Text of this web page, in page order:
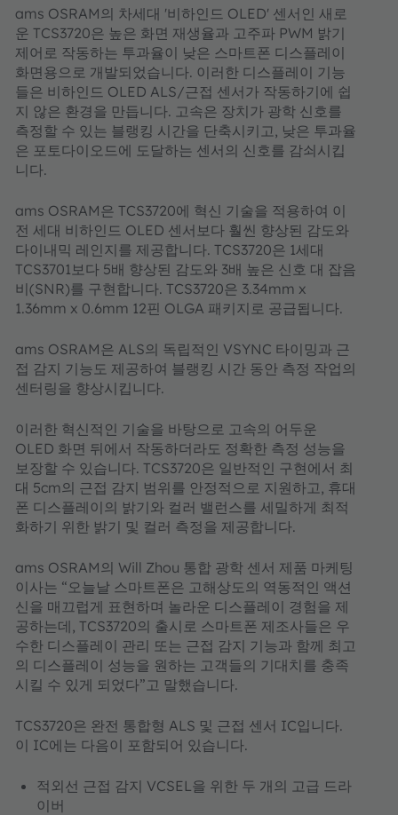
ams OSRAM의 차세대 '비하인드 OLED' 센서인 새로
운 TCS3720은 높은 화면 재생율과 고주파 PWM 밝기
제어로 작동하는 투과율이 낮은 스마트폰 디스플레이
화면용으로 개발되었습니다. 이러한 디스플레이 기능
들은 비하인드 OLED ALS/근접 센서가 작동하기에 쉽
지 않은 환경을 만듭니다. 고속은 장치가 광학 신호를
측정할 수 있는 블랭킹 시간을 단축시키고, 낮은 투과율
은 포토다이오드에 도달하는 센서의 신호를 감쇠시킵
니다.
ams OSRAM은 TCS3720에 혁신 기술을 적용하여 이
전 세대 비하인드 OLED 센서보다 훨씬 향상된 감도와
다이내믹 레인지를 제공합니다. TCS3720은 1세대
TCS3701보다 5배 향상된 감도와 3배 높은 신호 대 잡음
비(SNR)를 구현합니다. TCS3720은 3.34mm x
1.36mm x 0.6mm 12핀 OLGA 패키지로 공급됩니다.
ams OSRAM은 ALS의 독립적인 VSYNC 타이밍과 근
접 감지 기능도 제공하여 블랭킹 시간 동안 측정 작업의
센터링을 향상시킵니다.
이러한 혁신적인 기술을 바탕으로 고속의 어두운
OLED 화면 뒤에서 작동하더라도 정확한 측정 성능을
보장할 수 있습니다. TCS3720은 일반적인 구현에서 최
대 5cm의 근접 감지 범위를 안정적으로 지원하고, 휴대
폰 디스플레이의 밝기와 컬러 밸런스를 세밀하게 최적
화하기 위한 밝기 및 컬러 측정을 제공합니다.
ams OSRAM의 Will Zhou 통합 광학 센서 제품 마케팅
이사는 “오늘날 스마트폰은 고해상도의 역동적인 액션
신을 매끄럽게 표현하며 놀라운 디스플레이 경험을 제
공하는데, TCS3720의 출시로 스마트폰 제조사들은 우
수한 디스플레이 관리 또는 근접 감지 기능과 함께 최고
의 디스플레이 성능을 원하는 고객들의 기대치를 충족
시킬 수 있게 되었다”고 말했습니다.
TCS3720은 완전 통합형 ALS 및 근접 센서 IC입니다.
이 IC에는 다음이 포함되어 있습니다.
적외선 근접 감지 VCSEL을 위한 두 개의 고급 드라
이버